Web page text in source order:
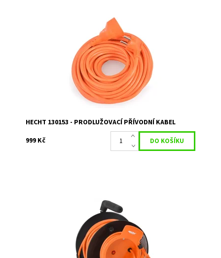
Prodlužovací kabel 30 m. Průřez vodiče 3 x 1,5 mm
Skladem 1
1756
HECHT
2 roky
HECHT 130153 - PRODLUŽOVACÍ PŘÍVODNÍ KABEL
999 Kč
Prodlužovací kabel na cívce 20 m. Průřez vodiče 3 x 1,5
Momentálně nedostupné
1762
HECHT